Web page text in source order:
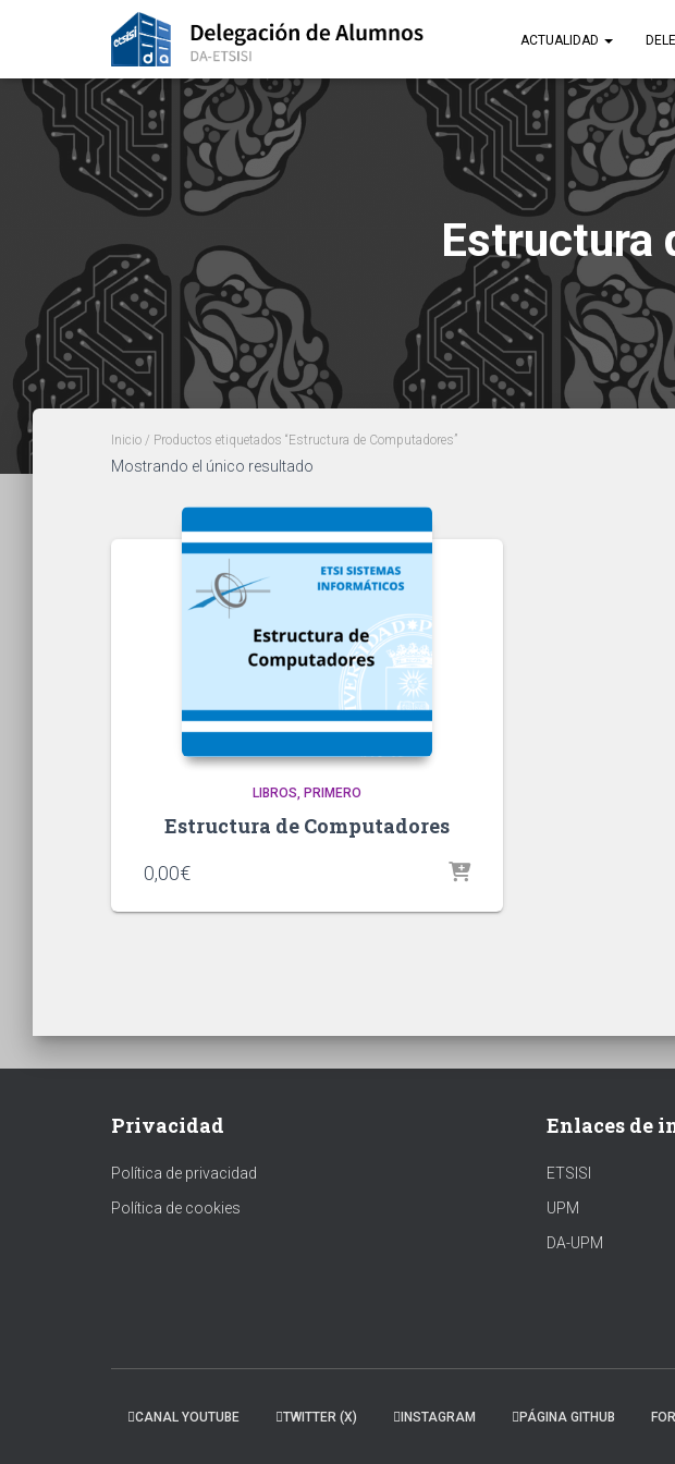
ACTUALIDAD
Estructura
Inicio / Productos etiquetados “Estructura de Computadores”
Mostrando el único resultado
LIBROS PRIMERO
Estructura de Computadores
0,00€
Privacidad
Política de privacidad
Política de cookies
Enlaces de
ETSISI
UPM
DA-UPM
CANAL YOUTUBE TWITTER (X) INSTAGRAM PÁGINA GITHUB